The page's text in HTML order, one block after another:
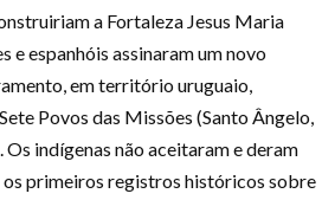
a Fortaleza Jesus Maria
e espanhóis assinaram um novo
em território uruguaio,
Povos das Missões (Santo Ângelo,
indígenas não aceitaram e deram
os primeiros registros históricos sobre